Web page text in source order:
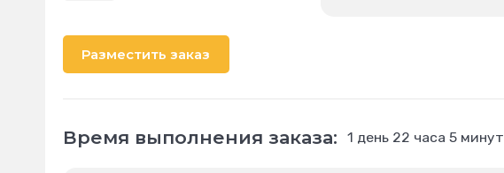
Разместить заказ
Время выполнения заказа: 1 день 22 часа 5 минут